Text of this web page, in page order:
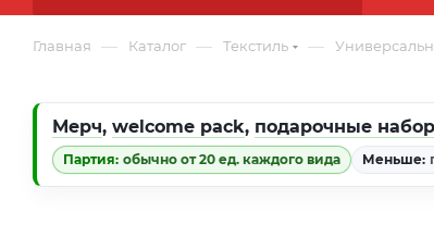
Главная — Каталог — Текстиль —
Мерч, welcome pack, подарочные
Партия: обычно от 20 ед. каждого вида Меньше: